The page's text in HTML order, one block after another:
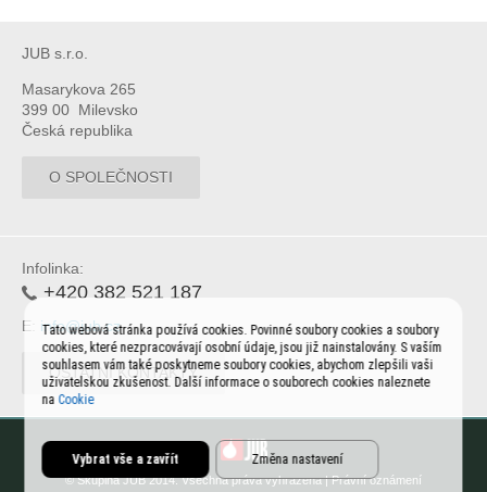
JUB s.r.o.
Masarykova 265
399 00 Milevsko
Česká republika
O SPOLEČNOSTI
Infolinka:
+420 382 521 187
E: info@jub.cz
OSTATNÍ KONTAKTY
© Skupina JUB 2014. Všechna práva vyhrazena |Právní oznámení
Tato webová stránka používá cookies. Povinné soubory cookies a soubory
cookies, které nezpracovávají osobní údaje, jsou již nainstalovány. S vaším
souhlasem vám také poskytneme soubory cookies, abychom zlepšili vaši
uživatelskou zkušenost. Další informace o souborech cookies naleznete
na Cookie
Změna nastavení
Vybrat vše a zavřít